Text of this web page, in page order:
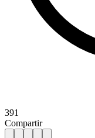
391
Compartir